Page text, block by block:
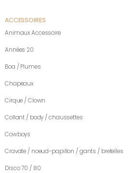
ACCESSOIRES
Animaux Accessoire
Années 20
Boa / Plumes
Chapeaux
Cirque / Clown
Collant / body / chaussettes
Cowboys
Cravate / noeud-papillon / gants / bretelles
Disco 70 / 80